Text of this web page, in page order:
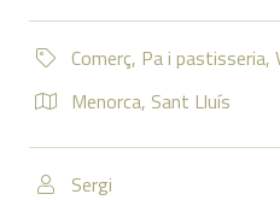
Comerç, Pa i pastisseria,
Menorca, Sant Lluís
Sergi